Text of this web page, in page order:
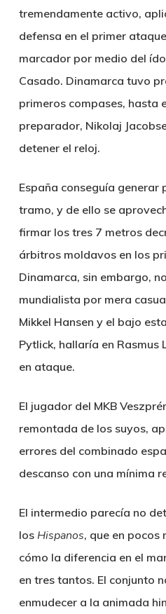
tremendamente activo,
defensa en el primer
marcador por medio del
Casado. Dinamarca tuvo
primeros compases, hasta
preparador, Nikolaj
detener el reloj.
España conseguía generar
tramo, y de ello se
firmar los tres 7 metros
árbitros moldavos en los
Dinamarca, sin embargo,
mundialista por mera
Mikkel Hansen y el bajo
Pytlick, hallaría en Rasmus
en ataque.
El jugador del MKB
remontada de los suyos,
errores del combinado
descanso con una mínima
El intermedio parecía no
los Hispanos, que en pocos
cómo la diferencia en el
en tres tantos. El conjunto
enmudecer a la animada